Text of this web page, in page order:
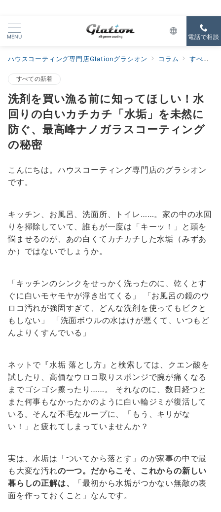
MENU 電話で相談
ハウスコーティング専門店Glationグラシオン コラム すべての新着
すべての新着
洗剤を買い漁る前に知ってほしい！水
回りの白いカチカチ「水垢」を未然に
防ぐ、最高峰ナノガラスコーティング
の秘密
こんにちは。ハウスコーティング専門店のグラシオン
です。
キッチン、お風呂、洗面所、トイレ……。家の中の水回
りを掃除していて、誰もが一度は「キーッ！」と頭を
悩ませるのが、あの白くてカチカチした水垢（みずあ
か）ではないでしょうか。
「キッチンのシンクをせっかく洗ったのに、乾くとす
ぐに白いモヤモヤが浮き出てくる」 「お風呂の鏡のウ
ロコ汚れが強固すぎて、どんな洗剤を使ってもビクと
もしない」 「洗面ボウルの水はけが悪くて、いつもど
んよりくすんでいる」
ネットで『水垢 落とし方』と検索しては、クエン酸を
試したり、高価なウロコ取りスポンジで腕が痛くなる
までゴシゴシ擦ったり……。 それなのに、数日経つと
また何事もなかったかのように白い輪ジミが復活して
いる。そんな不毛なループに、「もう、キリがな
い！」と疲れてしまっていませんか？
実は、水垢は「ついてから落とす」のが家事の中で最
も大変な汚れの一つ。だからこそ、これからの新しい
暮らしの正解は、
「最初から水垢がつかない無敵の表
面を作っておくこと」なんです。